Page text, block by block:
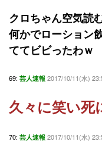
クロちゃん空気読
何かでローション
ててビビったわｗ
69: 芸人速報 2017/10/11(水)
久々に笑い死
70: 芸人速報 2017/10/11(水)